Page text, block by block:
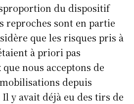
du dispositif
reproches sont en partie
que les risques pris à
à priori pas
nous acceptons de
depuis
y avait déjà eu des tirs de